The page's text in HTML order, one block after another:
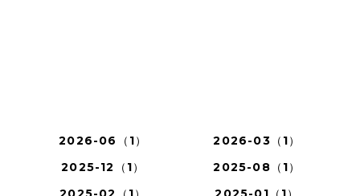
2026-06（1）
2026-03（1）
2025-12（1）
2025-08（1）